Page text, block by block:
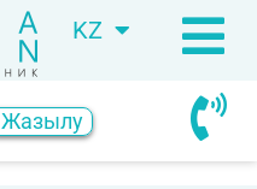
KZ
RU
Жазылу